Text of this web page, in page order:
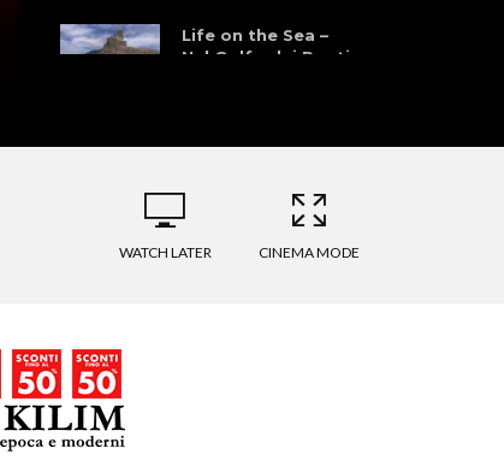
Life on the Sea –
Nel Golfo dei Poeti
WATCH LATER CINEMA MODE